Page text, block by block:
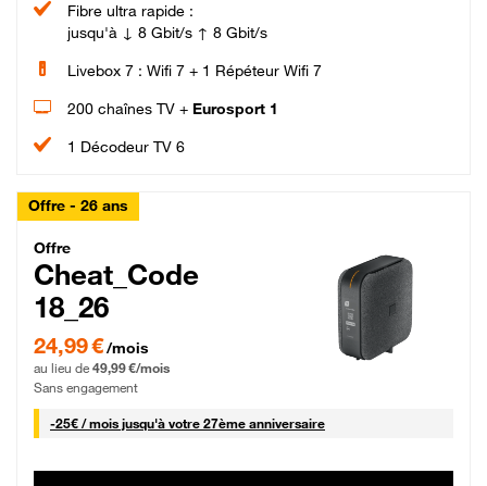
Fibre ultra rapide :
jusqu'à ↓ 8 Gbit/s ↑ 8 Gbit/s
Livebox 7 : Wifi 7 + 1 Répéteur Wifi 7
200 chaînes TV + Eurosport 1
1 Décodeur TV 6
Offre - 26 ans
Cheat_Code Fibre_18_26
Offre
Cheat_Code
18_26
24,99 € par mois pendant 0 mois puis 49,99 € par mois, Sans engagement
24,99 €/mois
au lieu de 49,99 €/mois
Sans engagement
-25€ / mois25 € par mois
jusqu'à votre 27ème anniversaire